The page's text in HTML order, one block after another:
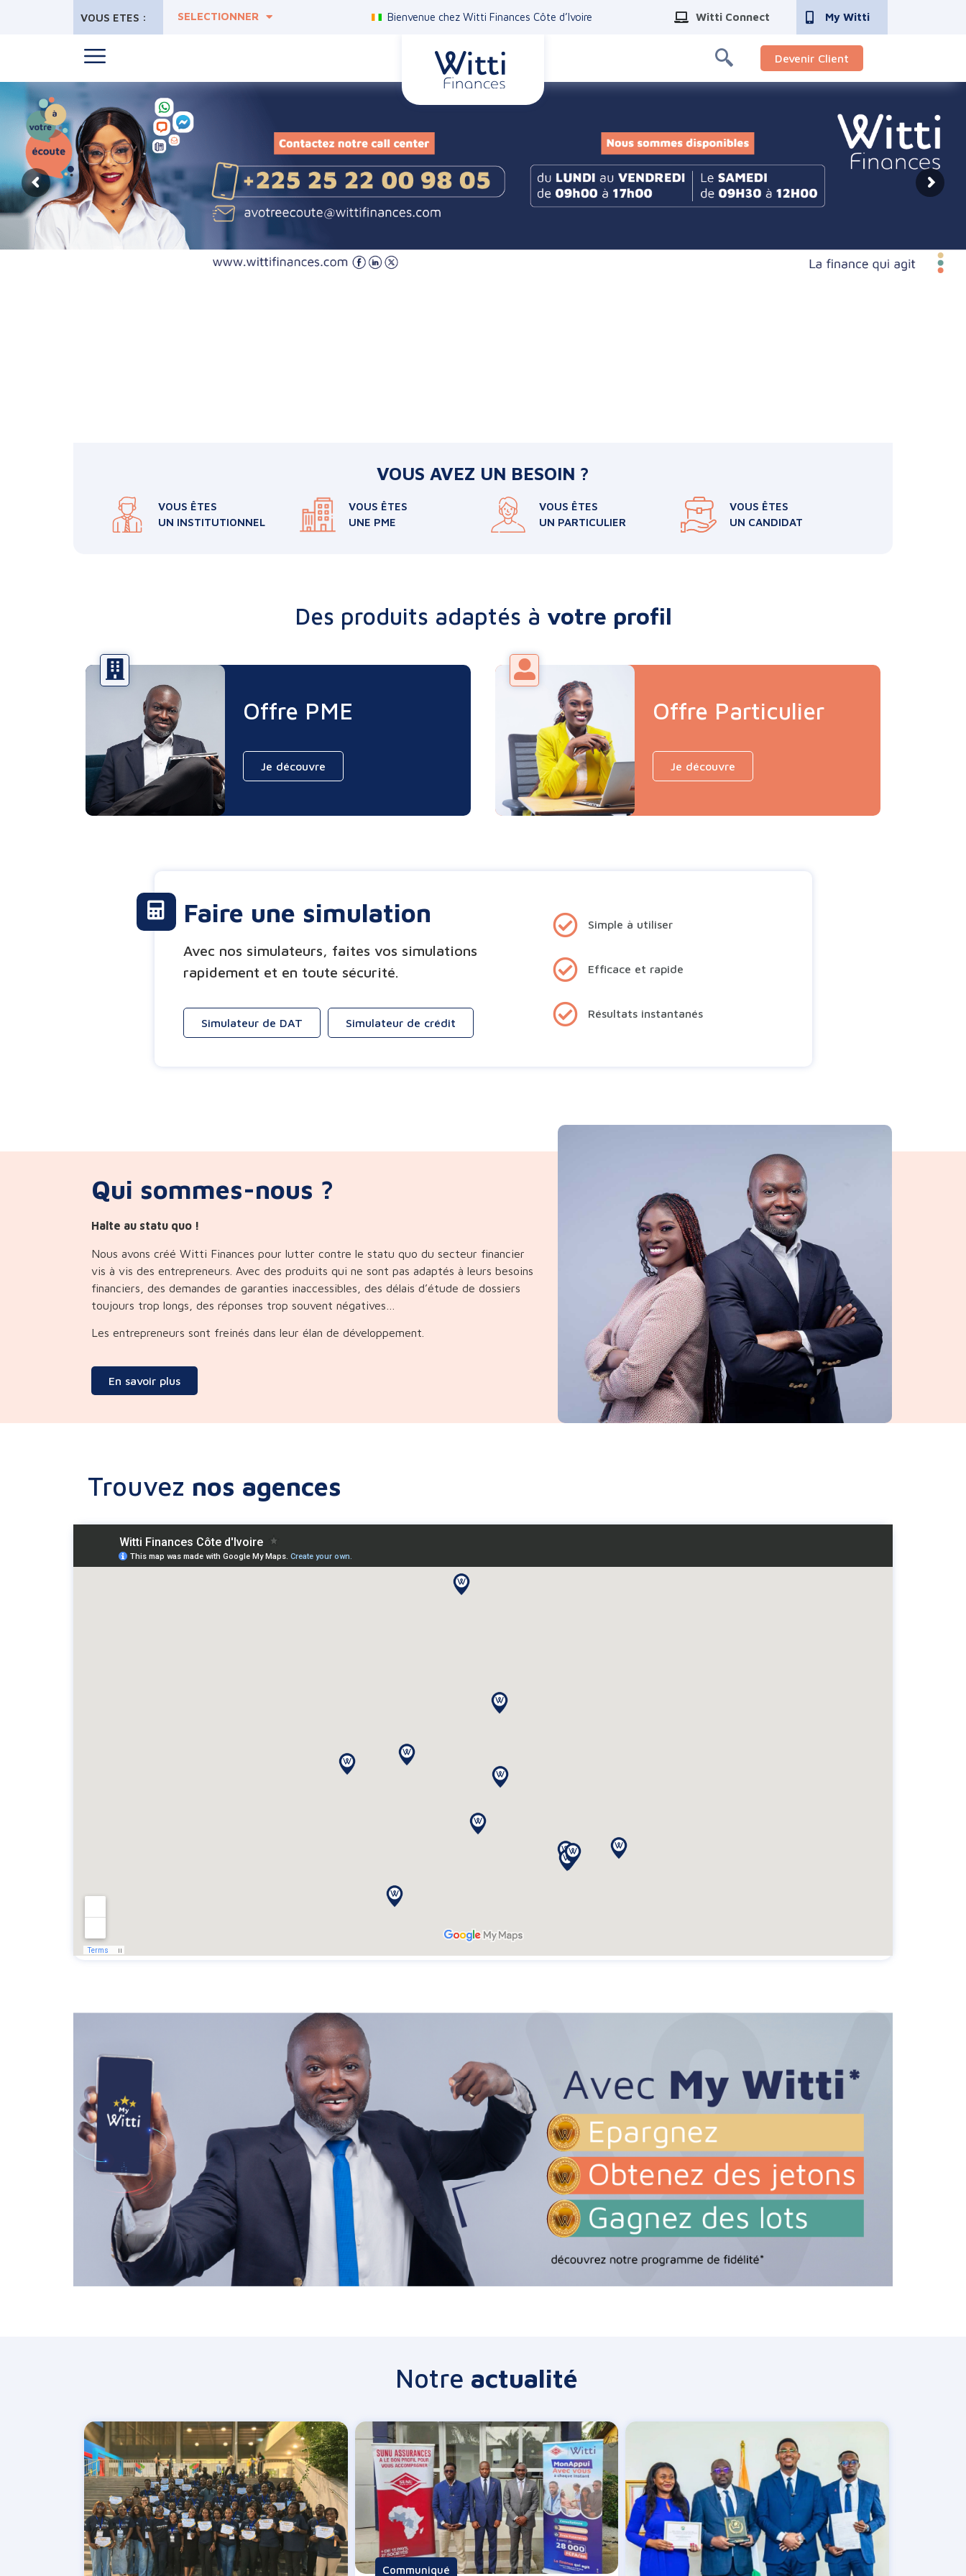
VOUS ETES : SELECTIONNER Bienvenue chez Witti Finances Côte d’Ivoire Witti Connect My Witti
Devenir Client
VOUS AVEZ UN BESOIN ?
VOUS ÊTES
UN INSTITUTIONNEL
VOUS ÊTES
UNE PME
VOUS ÊTES
UN PARTICULIER
VOUS ÊTES
UN CANDIDAT
Des produits adaptés à votre profil
Offre PME
Je découvre
Offre Particulier
Je découvre
Faire une simulation
Avec nos simulateurs, faites vos simulations
rapidement et en toute sécurité.
Simulateur de DAT Simulateur de crédit
Simple à utiliser
Efficace et rapide
Résultats instantanés
Qui sommes-nous ?
Halte au statu quo !
Nous avons créé Witti Finances pour lutter contre le statu quo du secteur financier
vis à vis des entrepreneurs. Avec des produits qui ne sont pas adaptés à leurs besoins
financiers, des demandes de garanties inaccessibles, des délais d’étude de dossiers
toujours trop longs, des réponses trop souvent négatives…
Les entrepreneurs sont freinés dans leur élan de développement.
En savoir plus
Trouvez nos agences
Notre actualité
Communiqué